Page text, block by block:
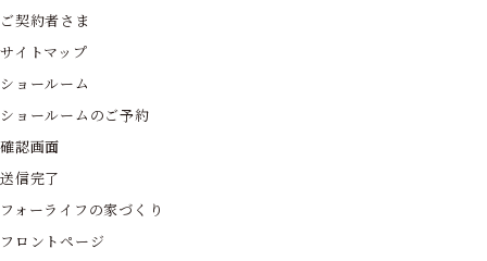
ご契約者さま
サイトマップ
ショールーム
ショールームのご予約
確認画面
送信完了
フォーライフの家づくり
フロントページ